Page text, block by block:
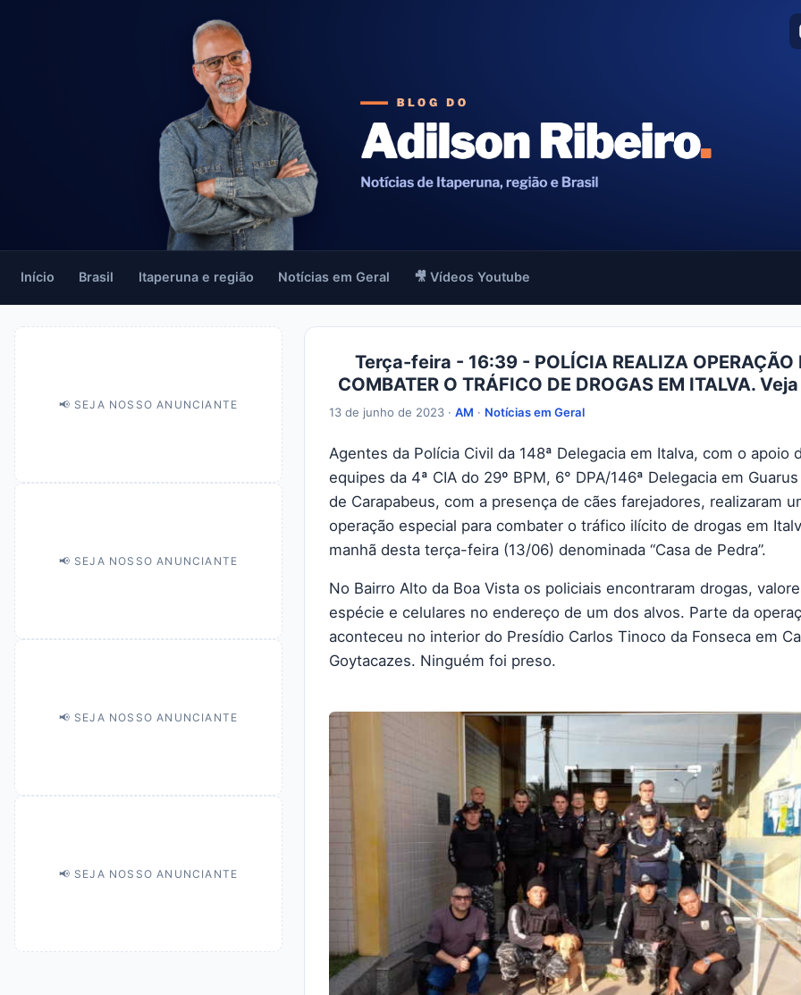
Início Brasil Itaperuna e região Notícias em Geral 🎥 Vídeos Youtube
📢 SEJA NOSSO ANUNCIANTE
📢 SEJA NOSSO ANUNCIANTE
📢 SEJA NOSSO ANUNCIANTE
📢 SEJA NOSSO ANUNCIANTE
Terça-feira - 16:39 - POLÍCIA REALIZA OPERAÇÃO
COMBATER O TRÁFICO DE DROGAS EM ITALVA.
13 de junho de 2023 ·AM · Notícias em Geral
Agentes da Polícia Civil da 148ª Delegacia em Italva, com o apoio
equipes da 4ª CIA do 29º BPM, 6° DPA/146ª Delegacia em
de Carapabeus, com a presença de cães farejadores, realizaram
operação especial para combater o tráfico ilícito de drogas em
manhã desta terça-feira (13/06) denominada “Casa de Pedra”.
No Bairro Alto da Boa Vista os policiais encontraram drogas,
espécie e celulares no endereço de um dos alvos. Parte da
aconteceu no interior do Presídio Carlos Tinoco da Fonseca em
Goytacazes. Ninguém foi preso.